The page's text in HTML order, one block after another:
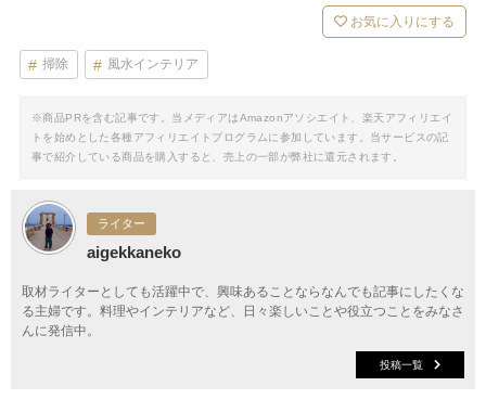
お気に入りにする
掃除 風水インテリア
※商品PRを含む記事です。当メディアはAmazonアソシエイト、楽天アフィリエイ
トを始めとした各種アフィリエイトプログラムに参加しています。当サービスの記
事で紹介している商品を購入すると、売上の一部が弊社に還元されます。
ライター
aigekkaneko
取材ライターとしても活躍中で、興味あることならなんでも記事にしたくな
る主婦です。料理やインテリアなど、日々楽しいことや役立つことをみなさ
んに発信中。
投稿一覧